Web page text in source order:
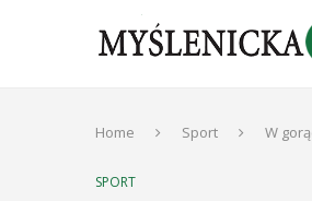
Home Sport W
SPORT